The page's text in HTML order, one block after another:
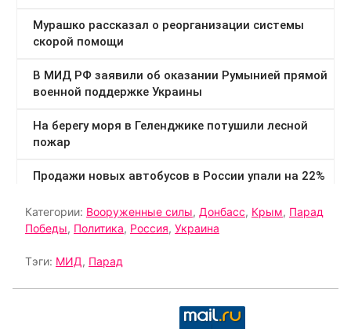
Категории: Вооруженные силы, Донбасс, Крым, Парад
Победы, Политика, Россия, Украина
Тэги: МИД, Парад